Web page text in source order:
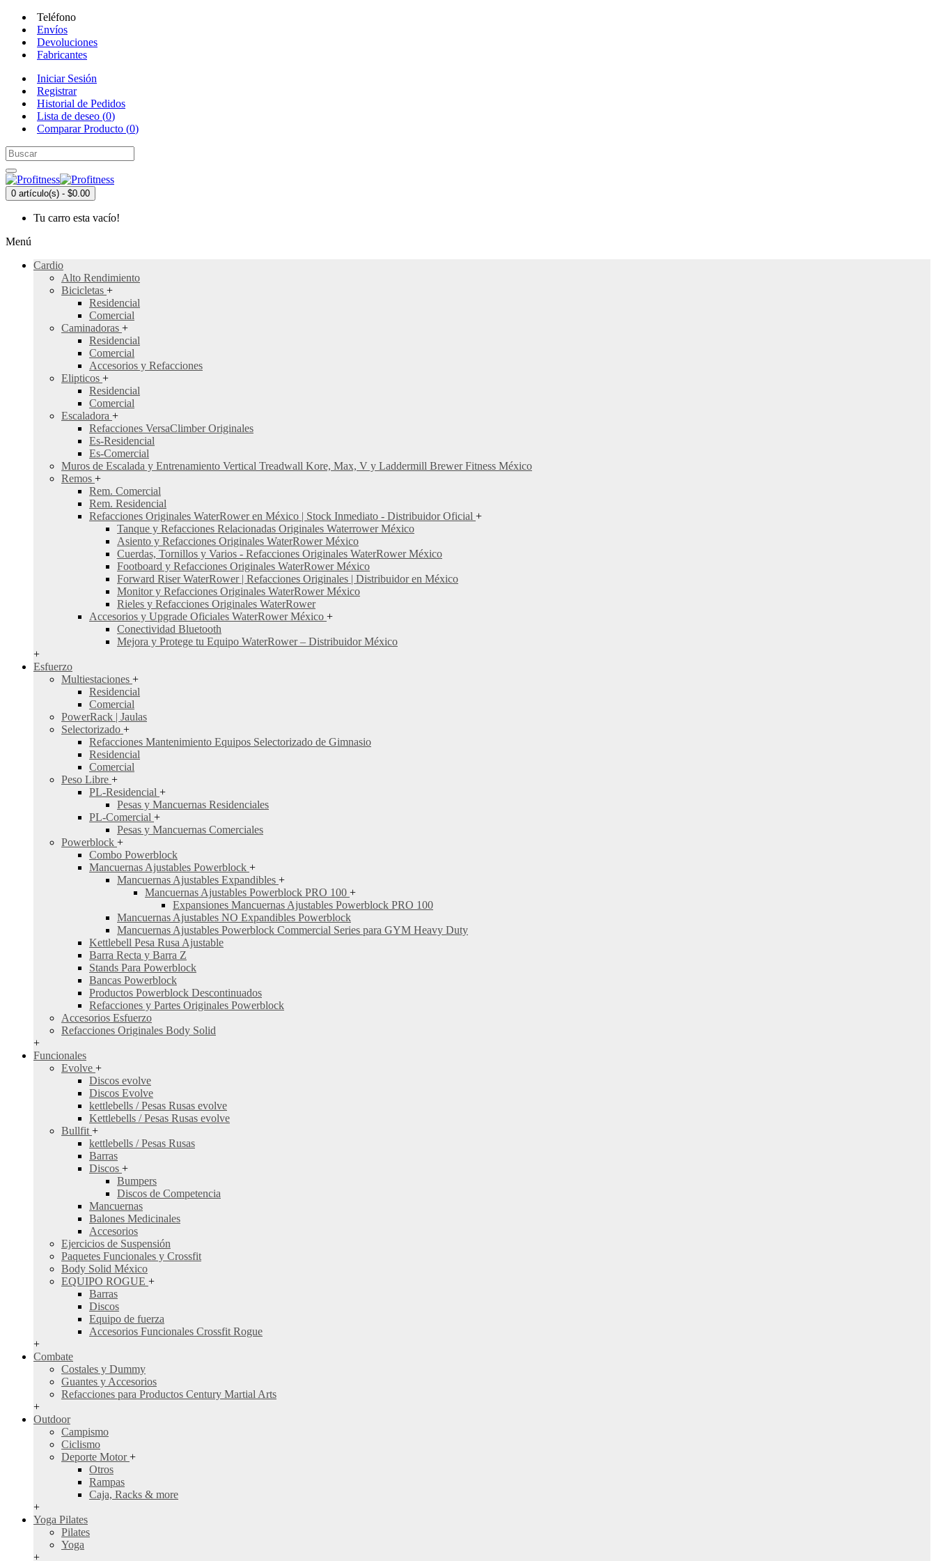
Teléfono
Envíos
Devoluciones
Fabricantes
Iniciar Sesión
Registrar
Historial de Pedidos
Lista de deseo (0)
Comparar Producto (0)
0 artículo(s) - $0.00
Tu carro esta vacío!
Menú
Cardio
Alto Rendimiento
Bicicletas +
Residencial
Comercial
Caminadoras +
Residencial
Comercial
Accesorios y Refacciones
Elipticos +
Residencial
Comercial
Escaladora +
Refacciones VersaClimber Originales
Es-Residencial
Es-Comercial
Muros de Escalada y Entrenamiento Vertical Treadwall Kore, Max, V y Laddermill Brewer Fitness México
Remos +
Rem. Comercial
Rem. Residencial
Refacciones Originales WaterRower en México | Stock Inmediato - Distribuidor Oficial +
Tanque y Refacciones Relacionadas Originales Waterrower México
Asiento y Refacciones Originales WaterRower México
Cuerdas, Tornillos y Varios - Refacciones Originales WaterRower México
Footboard y Refacciones Originales WaterRower México
Forward Riser WaterRower | Refacciones Originales | Distribuidor en México
Monitor y Refacciones Originales WaterRower México
Rieles y Refacciones Originales WaterRower
Accesorios y Upgrade Oficiales WaterRower México +
Conectividad Bluetooth
Mejora y Protege tu Equipo WaterRower – Distribuidor México
+
Esfuerzo
Multiestaciones +
Residencial
Comercial
PowerRack | Jaulas
Selectorizado +
Refacciones Mantenimiento Equipos Selectorizado de Gimnasio
Residencial
Comercial
Peso Libre +
PL-Residencial +
Pesas y Mancuernas Residenciales
PL-Comercial +
Pesas y Mancuernas Comerciales
Powerblock +
Combo Powerblock
Mancuernas Ajustables Powerblock +
Mancuernas Ajustables Expandibles +
Mancuernas Ajustables Powerblock PRO 100 +
Expansiones Mancuernas Ajustables Powerblock PRO 100
Mancuernas Ajustables NO Expandibles Powerblock
Mancuernas Ajustables Powerblock Commercial Series para GYM Heavy Duty
Kettlebell Pesa Rusa Ajustable
Barra Recta y Barra Z
Stands Para Powerblock
Bancas Powerblock
Productos Powerblock Descontinuados
Refacciones y Partes Originales Powerblock
Accesorios Esfuerzo
Refacciones Originales Body Solid
+
Funcionales
Evolve +
Discos evolve
Discos Evolve
kettlebells / Pesas Rusas evolve
Kettlebells / Pesas Rusas evolve
Bullfit +
kettlebells / Pesas Rusas
Barras
Discos +
Bumpers
Discos de Competencia
Mancuernas
Balones Medicinales
Accesorios
Ejercicios de Suspensión
Paquetes Funcionales y Crossfit
Body Solid México
EQUIPO ROGUE +
Barras
Discos
Equipo de fuerza
Accesorios Funcionales Crossfit Rogue
+
Combate
Costales y Dummy
Guantes y Accesorios
Refacciones para Productos Century Martial Arts
+
Outdoor
Campismo
Ciclismo
Deporte Motor+
Otros
Rampas
Caja, Racks & more
+
Yoga Pilates
Pilates
Yoga
+